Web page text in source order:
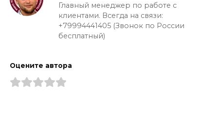
Главный менеджер по работе с
клиентами. Всегда на связи:
+79994441405 (Звонок по России
бесплатный)
Оцените автора